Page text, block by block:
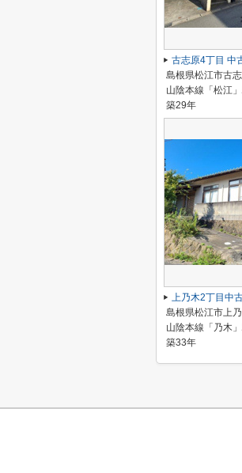
島根県松江市古
山陰本線「松江
築29年
上乃木2丁目中
島根県松江市上
山陰本線「乃木
築33年